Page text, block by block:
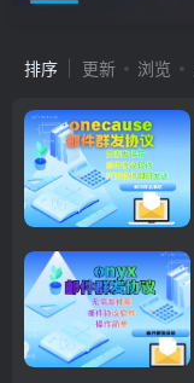
排序 更新 浏览